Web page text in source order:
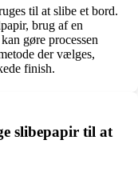
til at slibe et bord.
brug af en
gøre processen
der vælges,
finish.
slibepapir til at